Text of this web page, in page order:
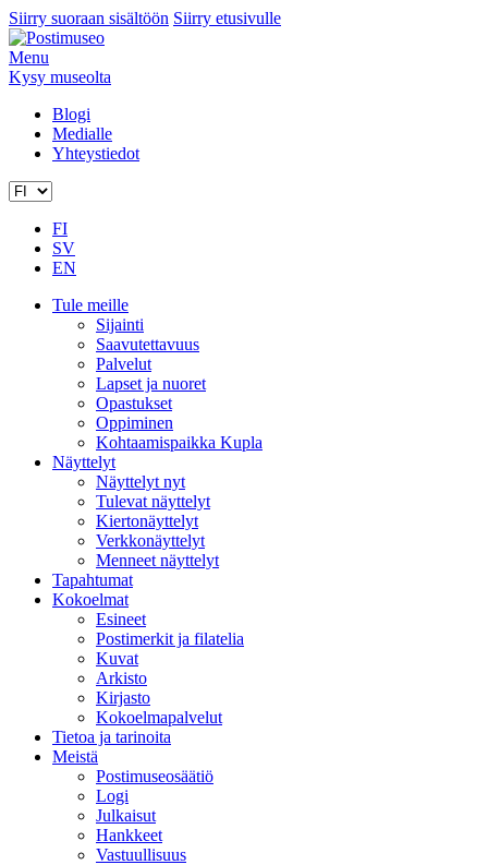
Siirry suoraan sisältöön Siirry etusivulle
Menu
Kysy museolta
Blogi
Medialle
Yhteystiedot
FI
SV
EN
Tule meille
Sijainti
Saavutettavuus
Palvelut
Lapset ja nuoret
Opastukset
Oppiminen
Kohtaamispaikka Kupla
Näyttelyt
Näyttelyt nyt
Tulevat näyttelyt
Kiertonäyttelyt
Verkkonäyttelyt
Menneet näyttelyt
Tapahtumat
Kokoelmat
Esineet
Postimerkit ja filatelia
Kuvat
Arkisto
Kirjasto
Kokoelmapalvelut
Tietoa ja tarinoita
Meistä
Postimuseosäätiö
Logi
Julkaisut
Hankkeet
Vastuullisuus